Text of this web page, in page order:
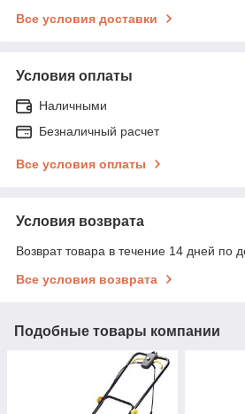
Все условия доставки
Условия оплаты
Наличными
Безналичный расчет
Все условия оплаты
Условия возврата
Возврат товара в течение 14 дней по
Все условия возврата
Подобные товары компании